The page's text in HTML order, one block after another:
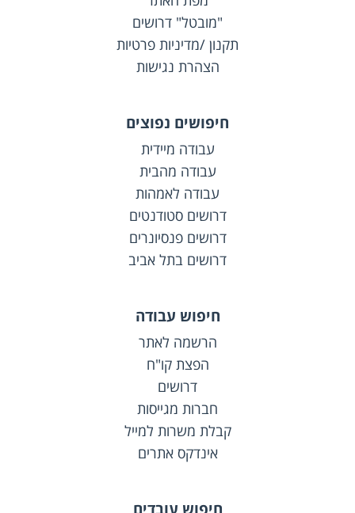
"מובטל" דרושים
תקנון /מדיניות פרטיות
הצהרת נגישות
חיפושים נפוצים
עבודה מיידית
עבודה מהבית
עבודה לאמהות
דרושים סטודנטים
דרושים פנסיונרים
דרושים בתל אביב
חיפוש עבודה
הרשמה לאתר
הפצת קו"ח
דרושים
חברות מגייסות
קבלת משרות למייל
אינדקס אתרים